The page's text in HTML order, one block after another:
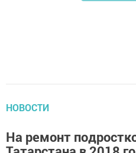
НОВОСТИ
На ремонт